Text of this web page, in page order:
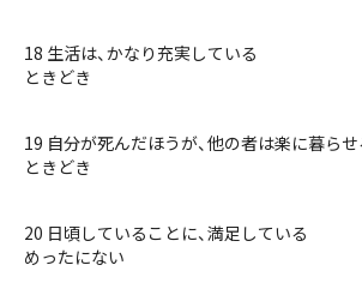
18 生活は、かなり充実している
ときどき
19 自分が死んだほうが、他の者は楽に暮ら
ときどき
20 日頃していることに、満足している
めったにない